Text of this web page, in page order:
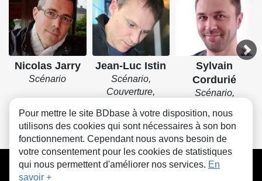
Nicolas Jarry
Scénario
Jean-Luc Istin
Scénario,
Couverture,
Sylvain
Cordurié
Scénario,
CGU FAQ Contact Cookies
Pour mettre le site BDbase à votre disposition, nous
utilisons des cookies qui sont nécessaires à son bon
fonctionnement. Cependant nous avons besoin de
votre consentement pour les cookies de statistiques
qui nous permettent d'améliorer nos services. En
savoir +